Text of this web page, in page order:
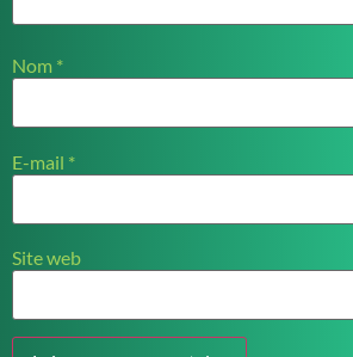
Nom *
E-mail *
Site web